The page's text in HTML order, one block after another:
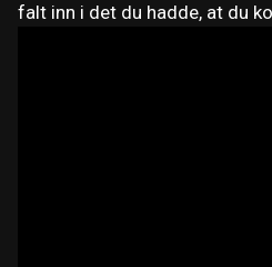
falt inn i det du hadde, at du